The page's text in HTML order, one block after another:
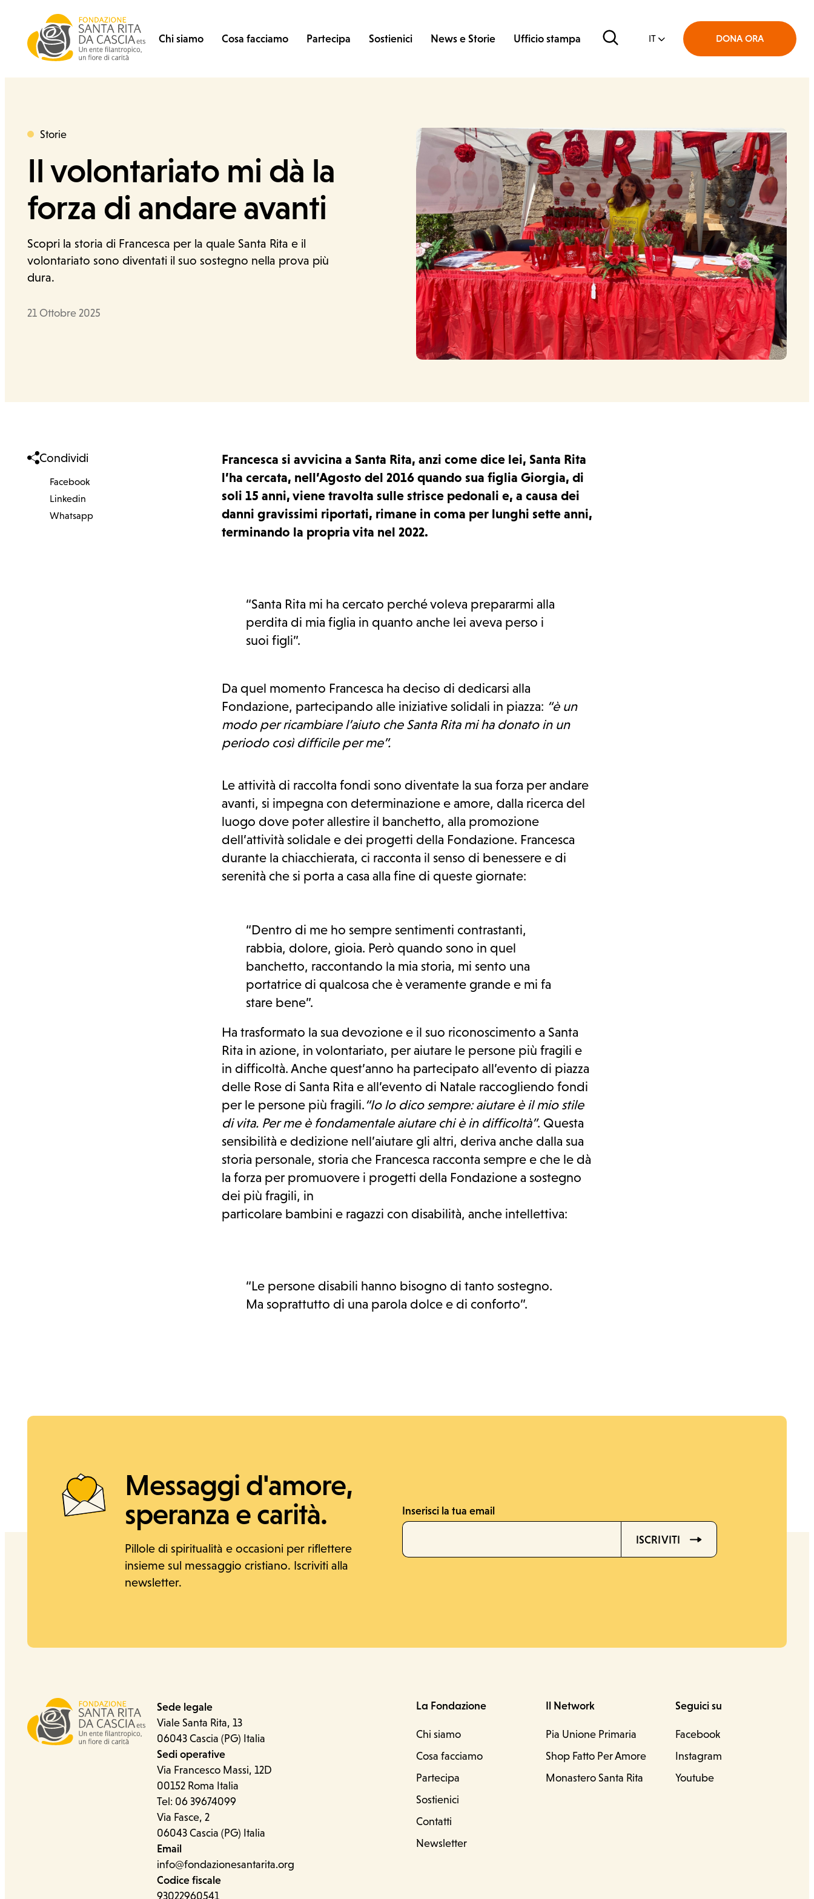
Vai al contenuto
Chi siamo Cosa facciamo Partecipa Sostienici News e Storie Ufficio stampa IT DONA ORA
Chi siamo
Cosa facciamo
Categoria
Storie
Il volontariato mi dà la
forza di andare avanti
Scopri la storia di Francesca per la quale Santa Rita e il
volontariato sono diventati il suo sostegno nella prova più
dura.
Data
21 Ottobre 2025
Francesca si avvicina a Santa Rita, anzi come dice lei, Santa Rita
l’ha cercata, nell’Agosto del 2016 quando sua figlia Giorgia, di
soli 15 anni, viene travolta sulle strisce pedonali e, a causa dei
danni gravissimi riportati, rimane in coma per lunghi sette anni,
terminando la propria vita nel 2022.
“Santa Rita mi ha cercato perché voleva prepararmi alla
perdita di mia figlia in quanto anche lei aveva perso i
suoi figli”.
Da quel momento Francesca ha deciso di dedicarsi alla
Fondazione, partecipando alle iniziative solidali in piazza: “è un
modo per ricambiare l’aiuto che Santa Rita mi ha donato in un
periodo così difficile per me”.
Le attività di raccolta fondi sono diventate la sua forza per andare
avanti, si impegna con determinazione e amore, dalla ricerca del
luogo dove poter allestire il banchetto, alla promozione
dell’attività solidale e dei progetti della Fondazione. Francesca
durante la chiacchierata, ci racconta il senso di benessere e di
serenità che si porta a casa alla fine di queste giornate:
“Dentro di me ho sempre sentimenti contrastanti,
rabbia, dolore, gioia. Però quando sono in quel
banchetto, raccontando la mia storia, mi sento una
portatrice di qualcosa che è veramente grande e mi fa
stare bene”.
Ha trasformato la sua devozione e il suo riconoscimento a Santa
Rita in azione, in volontariato, per aiutare le persone più fragili e
in difficoltà. Anche quest’anno ha partecipato all’evento di piazza
delle Rose di Santa Rita e all’evento di Natale raccogliendo fondi
per le persone più fragili.“Io lo dico sempre: aiutare è il mio stile
di vita. Per me è fondamentale aiutare chi è in difficoltà”. Questa
sensibilità e dedizione nell’aiutare gli altri, deriva anche dalla sua
storia personale, storia che Francesca racconta sempre e che le dà
la forza per promuovere i progetti della Fondazione a sostegno
dei più fragili, in
particolare bambini e ragazzi con disabilità, anche intellettiva:
“Le persone disabili hanno bisogno di tanto sostegno.
Ma soprattutto di una parola dolce e di conforto”.
Condividi
Facebook
Facebook
Linkedin
Linkedin
Whatsapp
Whatsapp
Messaggi d'amore,
speranza e carità.
Pillole di spiritualità e occasioni per riflettere
insieme sul messaggio cristiano. Iscriviti alla
newsletter.
Inserisci la tua email
ISCRIVITI
Sede legale
Viale Santa Rita, 13
06043 Cascia (PG) Italia
Sedi operative
Via Francesco Massi, 12D
00152 Roma Italia
Tel: 06 39674099
Via Fasce, 2
06043 Cascia (PG) Italia
Email
info@fondazionesantarita.org
Codice fiscale
93022960541
La Fondazione
Chi siamo
Cosa facciamo
Partecipa
Sostienici
Contatti
Newsletter
Il Network
Pia Unione Primaria
Shop Fatto Per Amore
Monastero Santa Rita
Seguici su
Facebook
Instagram
Youtube